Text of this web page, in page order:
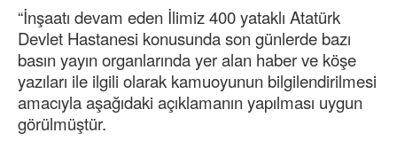
“İnşaatı devam eden İlimiz 400 yataklı Atatürk
Devlet Hastanesi konusunda son günlerde bazı
basın yayın organlarında yer alan haber ve köşe
yazıları ile ilgili olarak kamuoyunun bilgilendirilmesi
amacıyla aşağıdaki açıklamanın yapılması uygun
görülmüştür.